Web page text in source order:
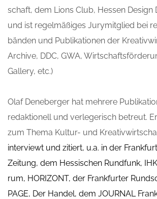
schaft, dem Lions Club, Hes­sen Design
und ist regel­mä­ßi­ges Jury­mit­glied bei
bän­den und Publi­ka­tio­nen der
Archi­ve, DDC, GWA,
Gal­lery, etc.)
Olaf Deneber­ger hat meh­re­re
redak­tio­nell und ver­le­ge­risch betreut.
zum The­ma Kul­tur- und
inter­viewt und zitiert, u.a. in der
Zei­tung, dem Hes­si­schen Rund­funk,
rum, HORI­ZONT, der Frank­fur­ter
PAGE, Der Han­del, dem JOUR­NAL